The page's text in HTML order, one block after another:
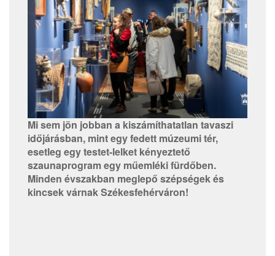
Mi sem jön jobban a kiszámíthatatlan tavaszi
időjárásban, mint egy fedett múzeumi tér,
esetleg egy testet-lelket kényeztető
szaunaprogram egy műemléki fürdőben.
Minden évszakban meglepő szépségek és
kincsek várnak Székesfehérváron!